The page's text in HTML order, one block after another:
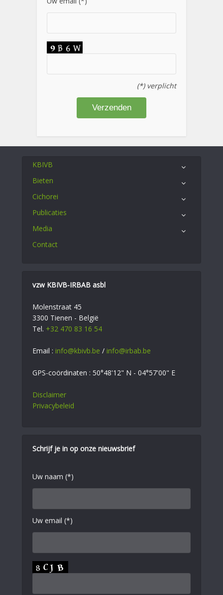
(*) verplicht
KBIVB
Bieten
Cichorei
Publicaties
Media
Contact
vzw KBIVB-IRBAB asbl
Molenstraat 45
3300 Tienen - België
Tel. +32 470 83 16 54
Email : info@kbivb.be / info@irbab.be
GPS-coördinaten : 50°48'12" N - 04°57'00" E
Disclaimer
Privacybeleid
Schrijf je in op onze nieuwsbrief
Uw naam (*)
Uw email (*)